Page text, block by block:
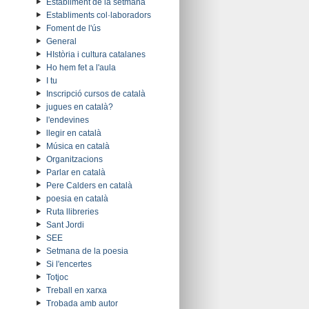
Establiment de la setmana
Establiments col·laboradors
Foment de l'ús
General
HIstòria i cultura catalanes
Ho hem fet a l'aula
I tu
Inscripció cursos de català
jugues en català?
l'endevines
llegir en català
Música en català
Organitzacions
Parlar en català
Pere Calders en català
poesia en català
Ruta llibreries
Sant Jordi
SEE
Setmana de la poesia
Si l'encertes
Totjoc
Treball en xarxa
Trobada amb autor